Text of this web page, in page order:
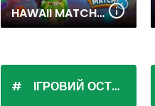
HAWAII MATCH 6
ІГРОВИЙ ОСТРІВ